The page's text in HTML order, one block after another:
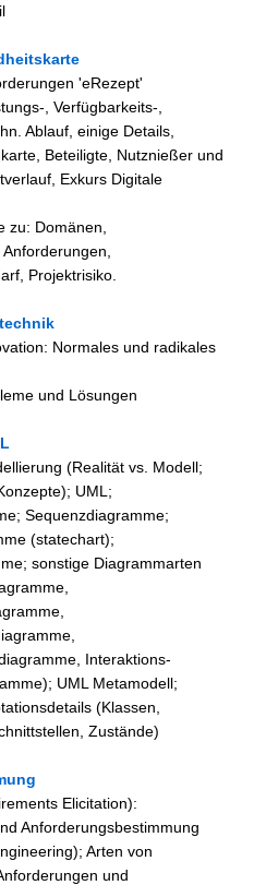
'eRezept'
, Verfügbarkeits-,
Ablauf, einige Details,
Beteiligte, Nutznießer und
Exkurs Digitale
zu: Domänen,
Projektrisiko.
Normales und radikales
und Lösungen
(Realität vs. Modell;
UML;
Sequenzdiagramme;
(statechart);
sonstige Diagrammarten
Interaktions-
UML Metamodell;
(Klassen,
Zustände)
Elicitation):
Anforderungsbestimmung
Arten von
und